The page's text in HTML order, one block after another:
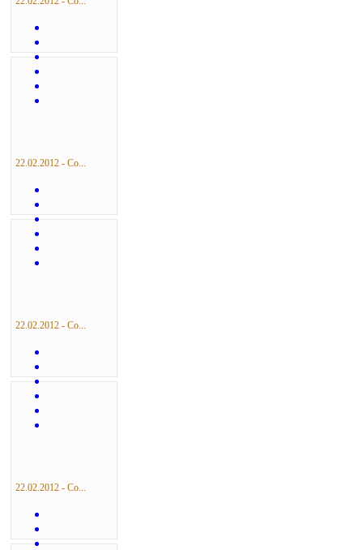
22.02.2012 - Со...
22.02.2012 - Со...
22.02.2012 - Со...